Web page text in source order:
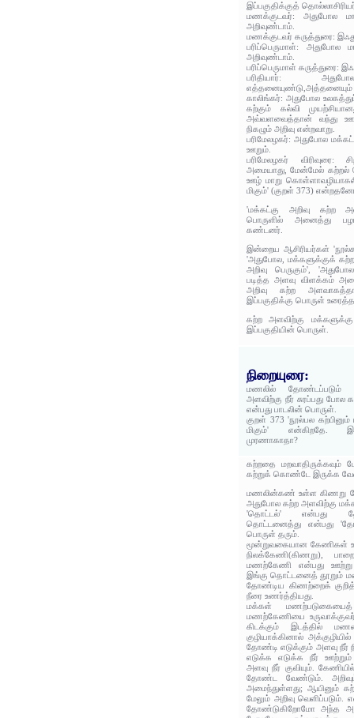
இப்பகுதிக்குத்
மணக்குடவர்: அதுபோல
அறிவுண்டாம்.
மணக்குடவர் கருத்துரை:
பரிப்பெருமாள்: அதுபோல
அறிவுண்டாம்.
பரிப்பெருமாள் கருத்துரை:
பரிதியார்:
எத்தனையுண்டு,அத்தனையும்
காலிங்கர்: அதுபோல
கற்கும் கல்வி
அவ்வளவைத்தான் வந்து
நிகழும் அறிவு என்றவாறு.
பரிமேலழகர்: அதுபோல
ஊறும்.
பரிமேலழகர் விரிவுரை:
அமையாது, மேன்மேல் கற்றல்
ஊழ் மாறு
மிகும்' (குறள் 373)
'மக்கட்கு அறிவு கற்ற
பொருளில் அனைத்து
கண்டனர்.
இன்றைய ஆசிரியர்கள்
'அதுபோல, மக்களுக்குக்
அறிவு பெருகும்',
படித்த அளவு விளக்கம்
அறிவு கற்ற
இப்பகுதிக்கு பொருள்
கற்ற அளவிற்கு மக்களுக்கு
இப்பகுதியின் பொருள்.
நிறையுரை:
மணலில் தோண்டப்படும்
அளவிற்கு நீர் சுரப்பது போல
என்பது பாடலின் பொருள்.
குறள் 373 'நூல்பல
மிகும்' என்கிறதே.
முரணாகாதா?
கற்றதை மறவாதிருக்கவும்
கற்றுக் கொண்டே இருக்க
மணலின்கண் உள்ள கிணறு
அதுபோல கற்ற அளவிற்கு
'தொட்டல்' என்பது
தொட்டனைத்து என்பது
பொருள் தரும்.
மூன்றுவகையான
நிலக்கேணி(கிணறு),
மணற்கேணி என்பது ஊற்று
இங்கு தொட்டனைத் தூறும்
தோண்டிய கிணற்றைக்
நீரை உணர்த்தியது.
மக்கள்
மணற்கேணியை
கிடக்கும் இடத்தில்
குழியாக்கினால் அக்குழியில்
தோண்டி எடுக்கும் அளவு நீர்
எடுக்க எடுக்க நீர் ஊற்றும்
அளவு நீர் குவியும்.
தோண்ட வேண்டும்.
அமைந்துள்ளது; ஆயினும்
மேலும் அறிவு
தோண்டுகிறோமோ அந்த